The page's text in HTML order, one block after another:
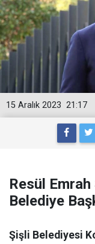
21:17
15 Aralık 2023
Resül Emrah
Belediye
Şişli Belediyesi